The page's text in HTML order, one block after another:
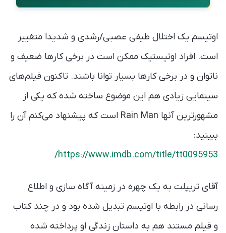
اوتیسم یک اختلال طیفی عصبی/رشدی و شدیدا متغییر
است. افراد اوتیستیک ممکن است در برخی کارها ضعیف و
ناتوان و در برخی کارها بسیار توانا باشند. تاکنون فیلم‌های
سینمایی زیادی هم این موضوع ساخته شده که یکی از
مشهورترین آنها Rain Man است که پیشنهاد می‌کنم آن را
ببینید:
https://www.imdb.com/title/tt0095953/
آقای تریپلت به یک چهره در زمینه آگاه سازی و اطلاع
رسانی در رابطه با اوتیسم تبدیل شده بود و در چند کتاب
و فیلم مستند هم به داستان زندگی او پرداخته شده